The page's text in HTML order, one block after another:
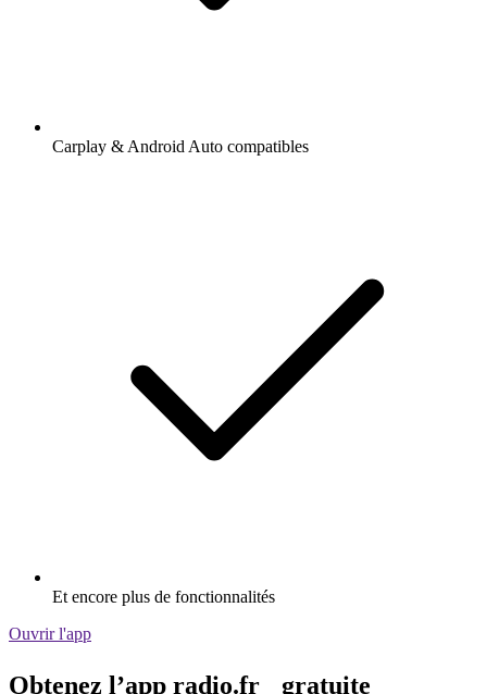
Carplay & Android Auto compatibles
Et encore plus de fonctionnalités
Ouvrir l'app
Obtenez l’app radio.fr gratuite